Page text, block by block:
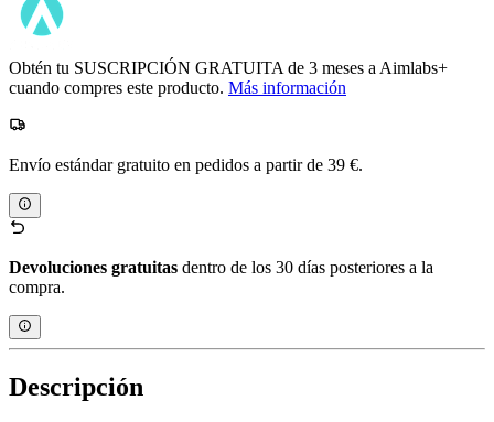
Obtén tu SUSCRIPCIÓN GRATUITA de 3 meses a Aimlabs+
cuando compres este producto. Más información
Envío estándar gratuito en pedidos a partir de 39 €.
Devoluciones gratuitas dentro de los 30 días posteriores a la
compra.
Descripción